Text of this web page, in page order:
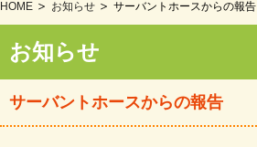
HOME お知らせ サーバントホースからの報告
お知らせ
サーバントホースからの報告